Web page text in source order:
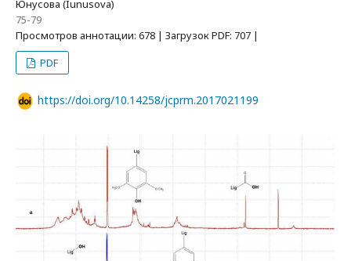
Юнусова (Iunusova)
75-79
Просмотров аннотации: 678 | Загрузок PDF: 707 |
PDF
https://doi.org/10.14258/jcprm.2017021199